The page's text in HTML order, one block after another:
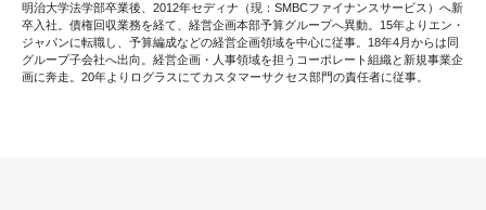
明治大学法学部卒業後、2012年セディナ（現：SMBCファイナンスサービス）へ新
卒入社。債権回収業務を経て、経営企画本部予算グループへ異動。15年よりエン・
ジャパンに転職し、予算編成などの経営企画領域を中心に従事。18年4月からは同
グループ子会社へ出向。経営企画・人事領域を担うコーポレート組織と新規事業企
画に奔走。20年よりログラスにてカスタマーサクセス部門の責任者に従事。